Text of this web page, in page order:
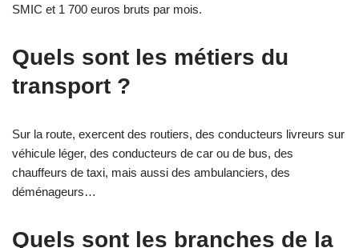
SMIC et 1 700 euros bruts par mois.
Quels sont les métiers du
transport ?
Sur la route, exercent des routiers, des conducteurs livreurs sur
véhicule léger, des conducteurs de car ou de bus, des
chauffeurs de taxi, mais aussi des ambulanciers, des
déménageurs…
Quels sont les branches de la